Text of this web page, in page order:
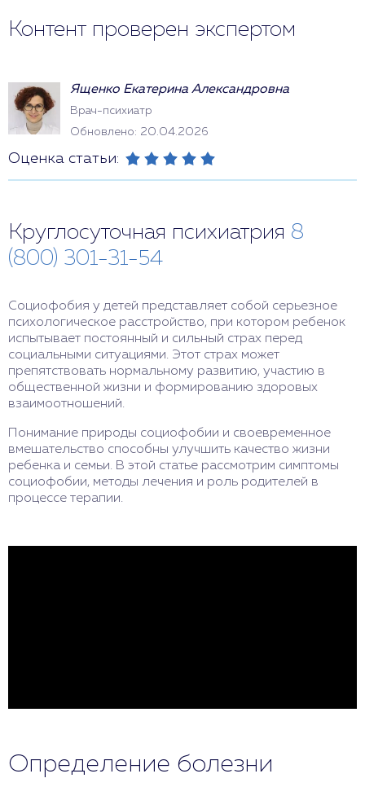
Контент проверен экспертом
Ященко Екатерина Александровна
Врач-психиатр
Обновлено: 20.04.2026
Оценка статьи:
Круглосуточная психиатрия 8
(800) 301-31-54
Социофобия у детей представляет собой серьезное
психологическое расстройство, при котором ребенок
испытывает постоянный и сильный страх перед
социальными ситуациями. Этот страх может
препятствовать нормальному развитию, участию в
общественной жизни и формированию здоровых
взаимоотношений.
Понимание природы социофобии и своевременное
вмешательство способны улучшить качество жизни
ребенка и семьи. В этой статье рассмотрим симптомы
социофобии, методы лечения и роль родителей в
процессе терапии.
Определение болезни